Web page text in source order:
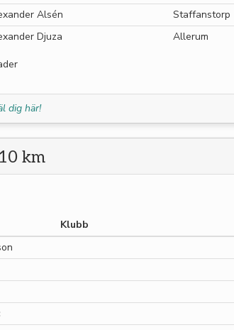
Alsén Staffanstorp
Djuza Allerum
dig här!
km
Klubb